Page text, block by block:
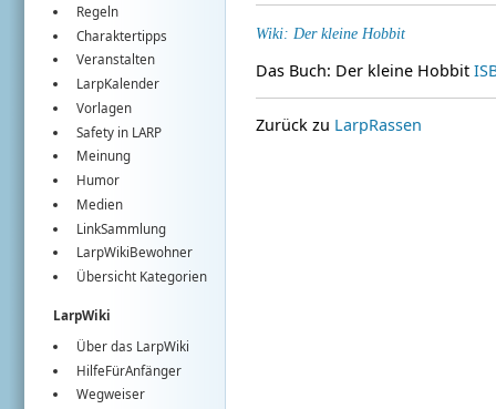
Regeln
Charaktertipps
Veranstalten
LarpKalender
Vorlagen
Safety in LARP
Meinung
Humor
Medien
LinkSammlung
LarpWikiBewohner
Übersicht Kategorien
LarpWiki
Über das LarpWiki
HilfeFürAnfänger
Wegweiser
Wiki: Der kleine Hobbit
Das Buch: Der kleine Hobbit
Zurück zu LarpRassen